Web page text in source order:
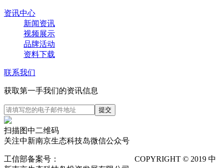
资讯中心
新闻资讯
视频展示
品牌活动
资料下载
联系我们
获取第一手我们的资讯信息
扫描图中二维码
关注中新南京生态科技岛微信公众号
工信部备案号：
COPYRIGHT © 2019 中